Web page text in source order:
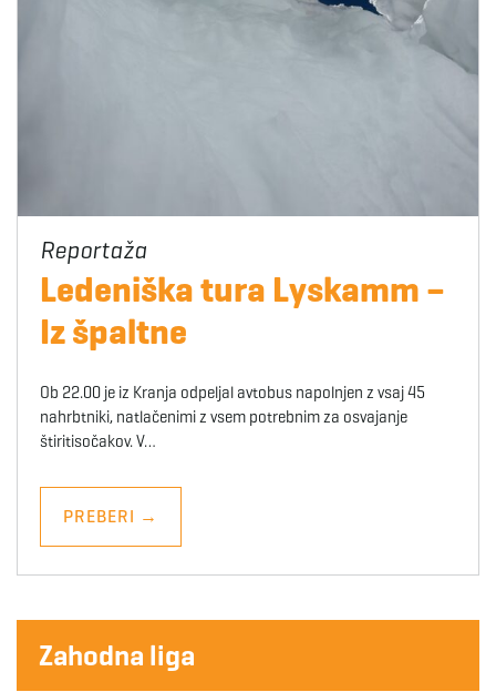
Ledeniška tura Lyskamm –
Iz špaltne
Ob 22.00 je iz Kranja odpeljal avtobus napolnjen z vsaj 45
nahrbtniki, natlačenimi z vsem potrebnim za osvajanje
štiritisočakov. V…
PREBERI →
Zahodna liga